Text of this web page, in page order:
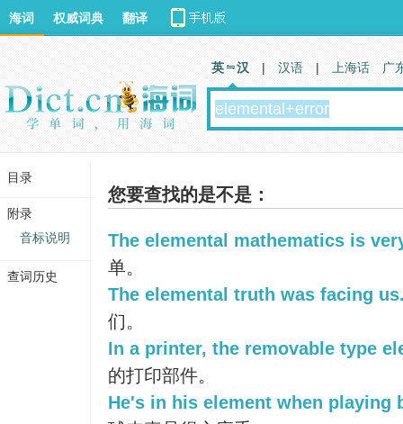
您要查找的是不是：
The elemental mathematics is
单。
The elemental truth was facing
们。
In a printer, the removable type
的打印部件。
He's in his element when playing
海词 权威词典 翻译
英 汉 | 汉语 | 上海话 广
目录
附录
音标说明
查词历史